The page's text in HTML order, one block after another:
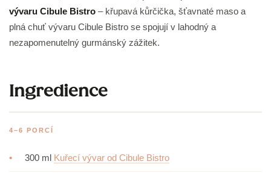
vývaru Cibule Bistro – křupavá kůrčička, šťavnaté maso a
plná chuť vývaru Cibule Bistro se spojují v lahodný a
nezapomenutelný gurmánský zážitek.
Ingredience
4–6 PORCÍ
• 300 ml Kuřecí vývar od Cibule Bistro